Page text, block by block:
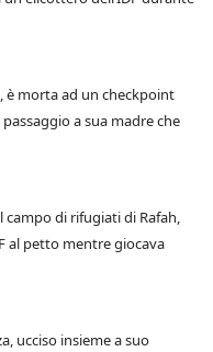
è morta ad un checkpoint
a sua madre che
campo di rifugiati di Rafah,
al petto mentre giocava
ucciso insieme a suo